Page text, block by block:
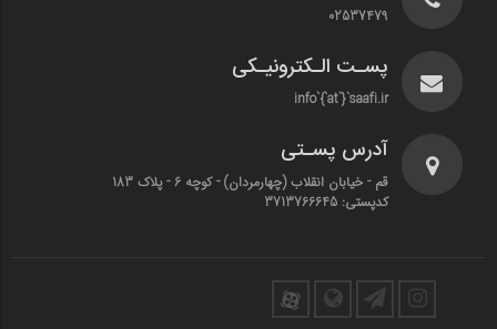
02537479
پسـت الـکترونیـکی
info`{`at`}`saafi.ir
آدرس پسـتی
قم - خیابان انقلاب (چهارمردان)‌ - کوچه 6 - پلاک 183
کدپستی: 3713766645